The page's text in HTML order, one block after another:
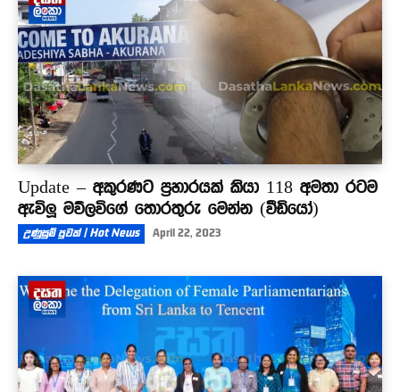
Update – අකුරණට ප්‍රහාරයක් කියා 118 අමතා රටම
ඇවිලූ මව්ලවිගේ තොරතුරු මෙන්න (වීඩියෝ)
උණුසුම් පුවත් | Hot News April 22, 2023